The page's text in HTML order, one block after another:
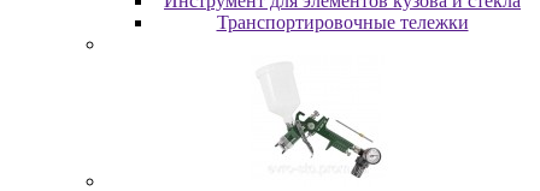
Транспортировочные тележки